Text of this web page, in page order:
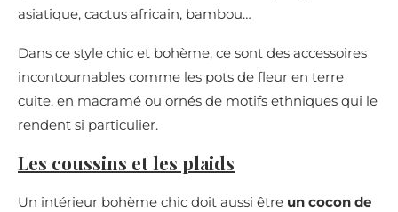
asiatique, cactus africain, bambou…
Dans ce style chic et bohème, ce sont des accessoires
incontournables comme les pots de fleur en terre
cuite, en macramé ou ornés de motifs ethniques qui le
rendent si particulier.
Les coussins et les plaids
Un intérieur bohème chic doit aussi être un cocon de